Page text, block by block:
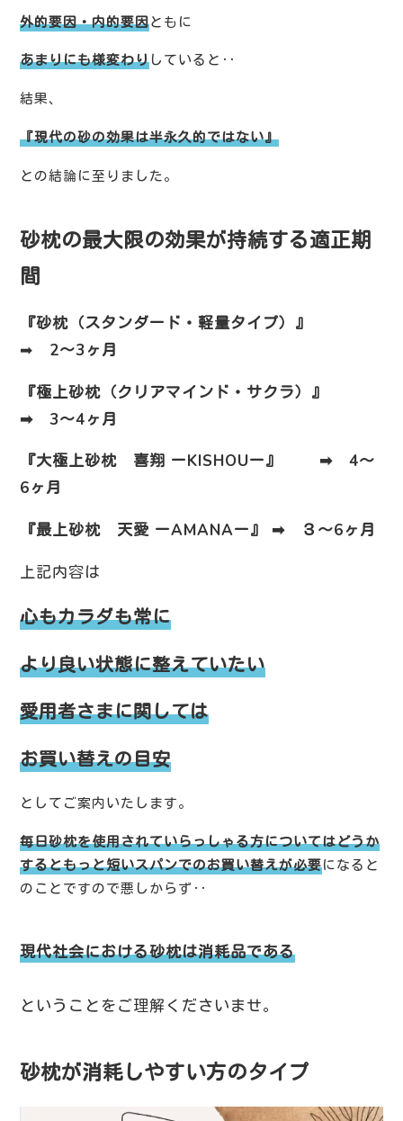
外的要因・内的要因ともに
あまりにも様変わりしていると‥
結果、
『現代の砂の効果は半永久的ではない』
との結論に至りました。
砂枕の最大限の効果が持続する適正期
間
『砂枕（スタンダード・軽量タイプ）』
➡︎ 2〜3ヶ月
『極上砂枕（クリアマインド・サクラ）』
➡︎ 3〜4ヶ月
『大極上砂枕 喜翔 ーKISHOUー』 ➡︎ 4〜
6ヶ月
『最上砂枕 天愛 ーAMANAー』 ➡︎ ３〜6ヶ月
上記内容は
心もカラダも常に
より良い状態に整えていたい
愛用者さまに関しては
お買い替えの目安
としてご案内いたします。
毎日砂枕を使用されていらっしゃる方についてはどうか
するともっと短いスパンでのお買い替えが必要になると
のことですので悪しからず‥
現代社会における砂枕は消耗品である
ということをご理解くださいませ。
砂枕が消耗しやすい方のタイプ